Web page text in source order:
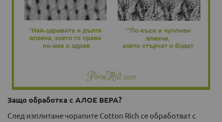
Защо обработка с АЛОЕ ВЕРА?
След изплитане чорапите Cotton Rich се обработват с